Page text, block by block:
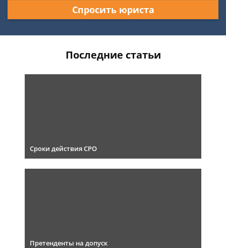
Спросить юриста
Последние статьи
Сроки действия СРО
Претенденты на допуск